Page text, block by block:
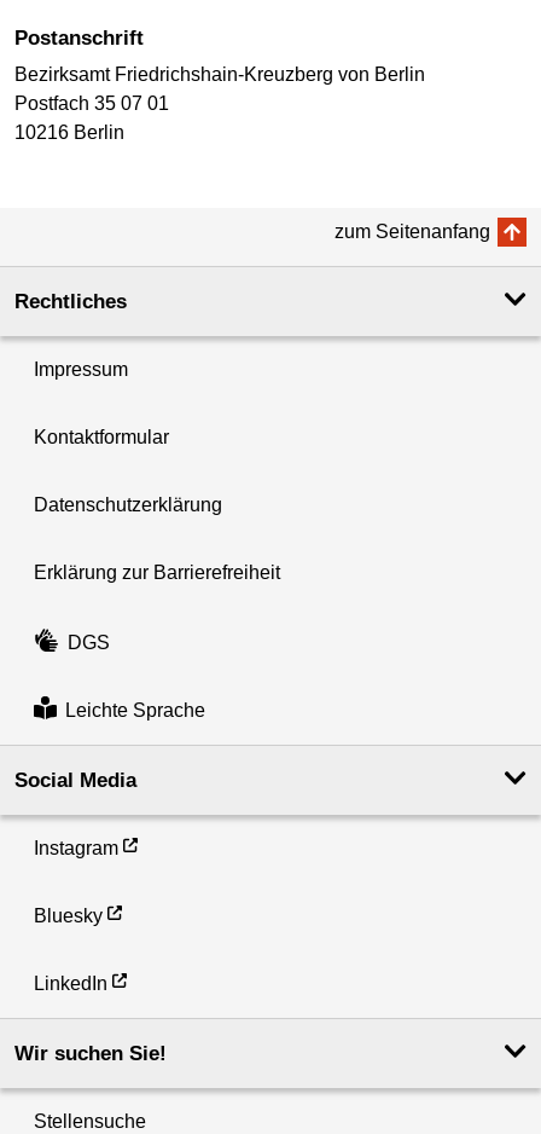
Postanschrift
Bezirksamt Friedrichshain-Kreuzberg von Berlin
Postfach 35 07 01
10216 Berlin
zum Seitenanfang
Rechtliches
Impressum
Kontaktformular
Datenschutzerklärung
Erklärung zur Barrierefreiheit
DGS
Leichte Sprache
Social Media
Instagram
Bluesky
LinkedIn
Wir suchen Sie!
Stellensuche